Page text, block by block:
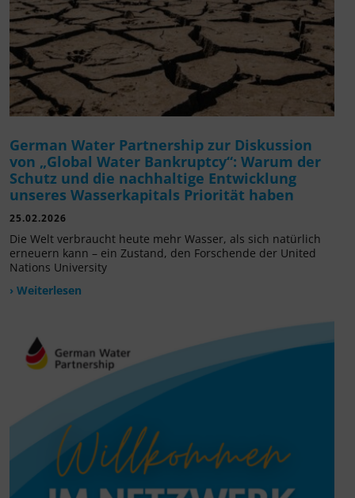
German Water Partnership zur Diskussion
von „Global Water Bankruptcy“: Warum der
Schutz und die nachhaltige Entwicklung
unseres Wasserkapitals Priorität haben
25.02.2026
Die Welt verbraucht heute mehr Wasser, als sich natürlich
erneuern kann – ein Zustand, den Forschende der United
Nations University
› Weiterlesen